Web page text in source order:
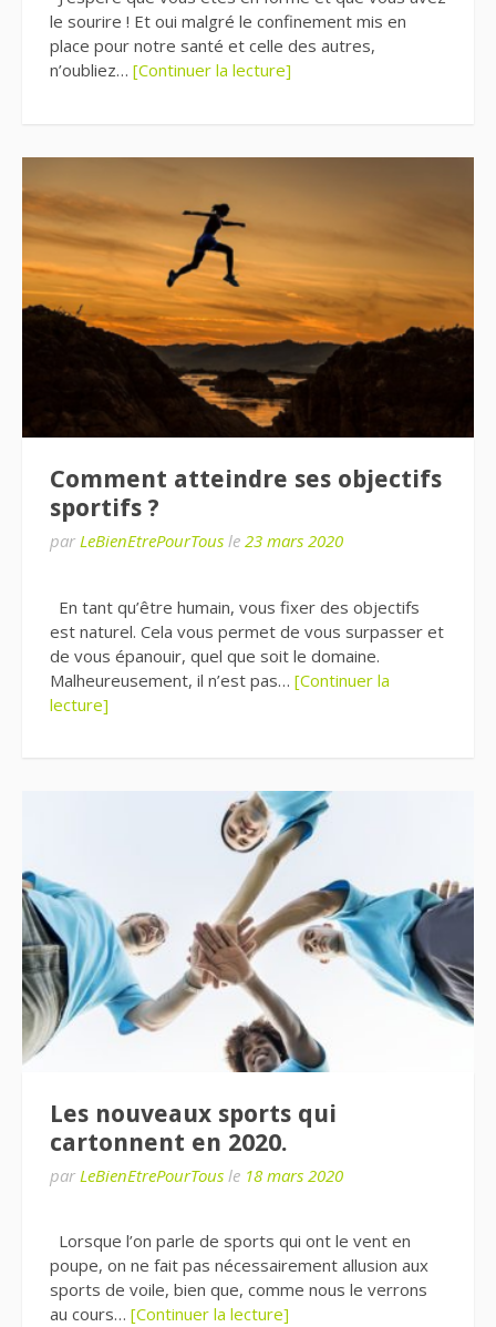
le sourire ! Et oui malgré le confinement mis en
place pour notre santé et celle des autres,
n’oubliez… [Continuer la lecture]
Comment atteindre ses objectifs
sportifs ?
par LeBienEtrePourTous le 23 mars 2020
En tant qu’être humain, vous fixer des objectifs
est naturel. Cela vous permet de vous surpasser et
de vous épanouir, quel que soit le domaine.
Malheureusement, il n’est pas… [Continuer la
lecture]
Les nouveaux sports qui
cartonnent en 2020.
par LeBienEtrePourTous le 18 mars 2020
Lorsque l’on parle de sports qui ont le vent en
poupe, on ne fait pas nécessairement allusion aux
sports de voile, bien que, comme nous le verrons
au cours… [Continuer la lecture]